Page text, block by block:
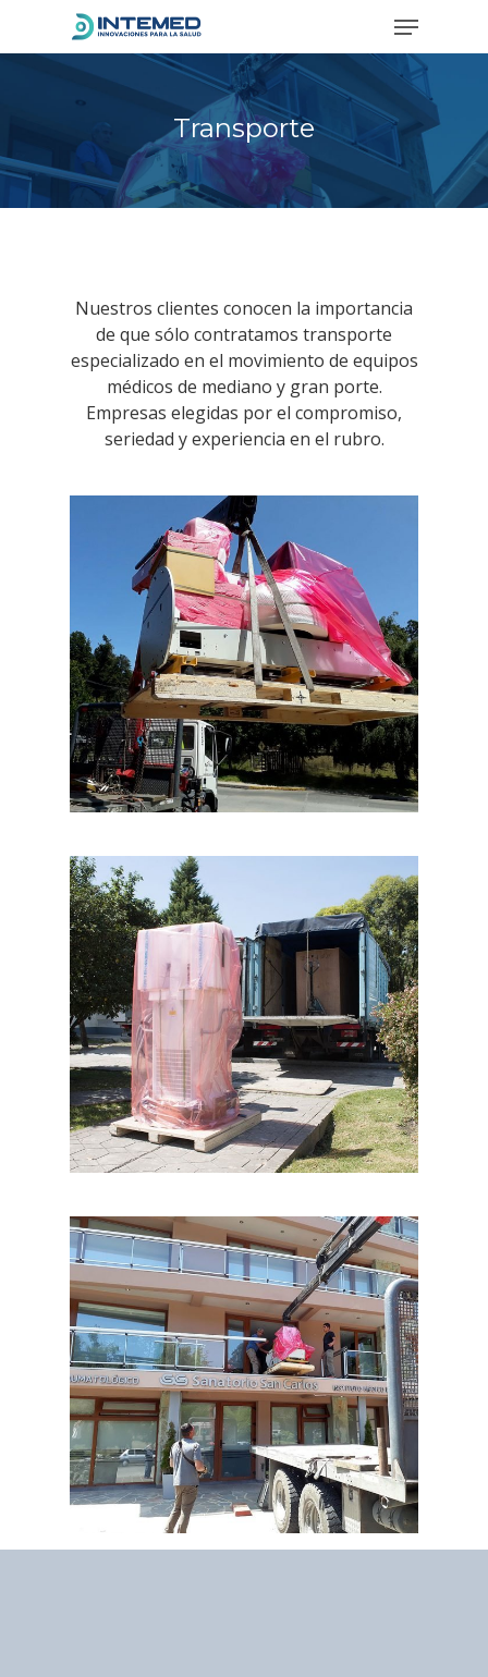
Hit enter to search or ESC to close
Transporte
Nuestros clientes conocen la importancia
de que sólo contratamos transporte
especializado en el movimiento de equipos
médicos de mediano y gran porte.
Empresas elegidas por el compromiso,
seriedad y experiencia en el rubro.